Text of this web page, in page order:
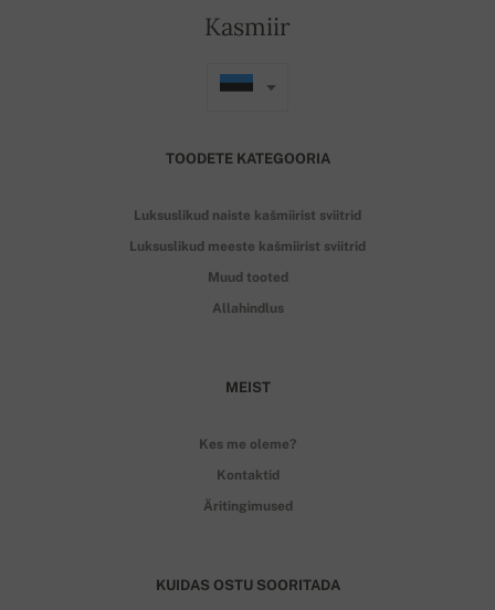
Kasmiir
TOODETE KATEGOORIA
Luksuslikud naiste kašmiirist sviitrid
Luksuslikud meeste kašmiirist sviitrid
Muud tooted
Allahindlus
MEIST
Kes me oleme?
Kontaktid
Äritingimused
KUIDAS OSTU SOORITADA